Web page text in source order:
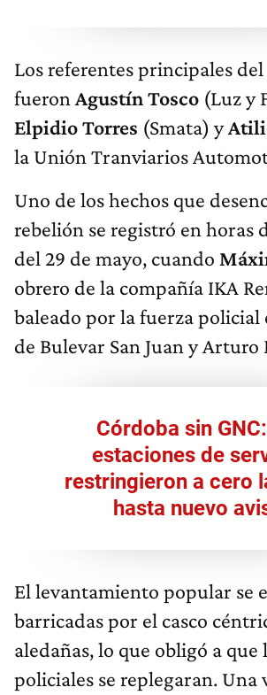
Los referentes principales
fueron Agustín Tosco (Luz y
Elpidio Torres (Smata) y
la Unión Tranviarios
Uno de los hechos que
rebelión se registró en horas
del 29 de mayo, cuando
obrero de la compañía IKA
baleado por la fuerza policial
de Bulevar San Juan y Arturo
Córdoba sin
estaciones de
restringieron a cero
hasta nuevo
El levantamiento popular se
barricadas por el casco
aledañas, lo que obligó a que
policiales se replegaran. Una